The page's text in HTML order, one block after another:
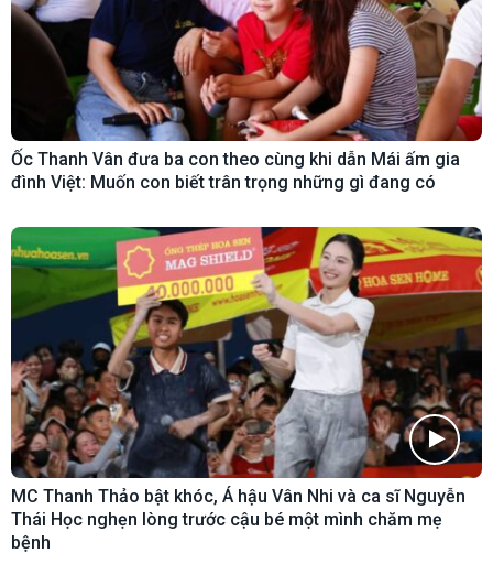
Ốc Thanh Vân đưa ba con theo cùng khi dẫn Mái ấm gia
đình Việt: Muốn con biết trân trọng những gì đang có
MC Thanh Thảo bật khóc, Á hậu Vân Nhi và ca sĩ Nguyễn
Thái Học nghẹn lòng trước cậu bé một mình chăm mẹ
bệnh